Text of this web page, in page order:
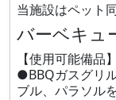
当施設はペット
バーベキュ
【使用可能備品
●BBQガスグリ
ブル、パラソル